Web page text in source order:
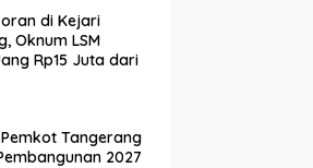
di Kejari
Oknum LSM
Rp15 Juta dari
Tangerang
2027